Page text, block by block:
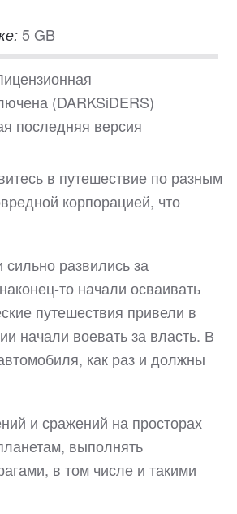
5 GB
(DARKSiDERS)
последняя версия
в путешествие по разным
корпорацией, что
развились за
то начали осваивать
путешествия привели в
начали воевать за власть. В
как раз и должны
и сражений на просторах
выполнять
в том числе и такими